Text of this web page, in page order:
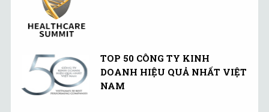
TOP 50 CÔNG TY KINH
DOANH HIỆU QUẢ NHẤT VIỆT
NAM